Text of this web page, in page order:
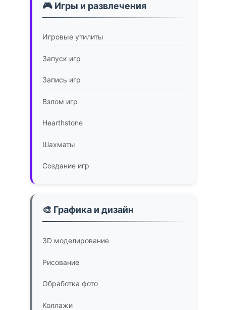
🎮 Игры и развлечения
Игровые утилиты
Запуск игр
Запись игр
Взлом игр
Hearthstone
Шахматы
Создание игр
🎨 Графика и дизайн
3D моделирование
Рисование
Обработка фото
Коллажи